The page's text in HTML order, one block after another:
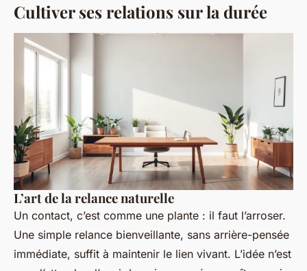
Cultiver ses relations sur la durée
L’art de la relance naturelle
Un contact, c’est comme une plante : il faut l’arroser.
Une simple relance bienveillante, sans arrière-pensée
immédiate, suffit à maintenir le lien vivant. L’idée n’est